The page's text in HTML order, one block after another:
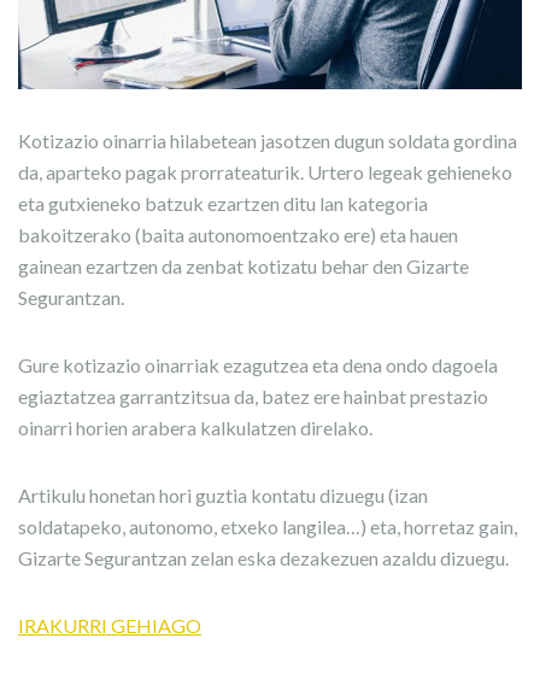
Kotizazio oinarria hilabetean jasotzen dugun soldata gordina
da, aparteko pagak prorrateaturik. Urtero legeak gehieneko
eta gutxieneko batzuk ezartzen ditu lan kategoria
bakoitzerako (baita autonomoentzako ere) eta hauen
gainean ezartzen da zenbat kotizatu behar den Gizarte
Segurantzan.
Gure kotizazio oinarriak ezagutzea eta dena ondo dagoela
egiaztatzea garrantzitsua da, batez ere hainbat prestazio
oinarri horien arabera kalkulatzen direlako.
Artikulu honetan hori guztia kontatu dizuegu (izan
soldatapeko, autonomo, etxeko langilea…) eta, horretaz gain,
Gizarte Segurantzan zelan eska dezakezuen azaldu dizuegu.
IRAKURRI GEHIAGO